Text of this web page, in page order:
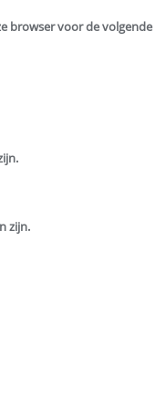
browser voor de volgende
zijn.